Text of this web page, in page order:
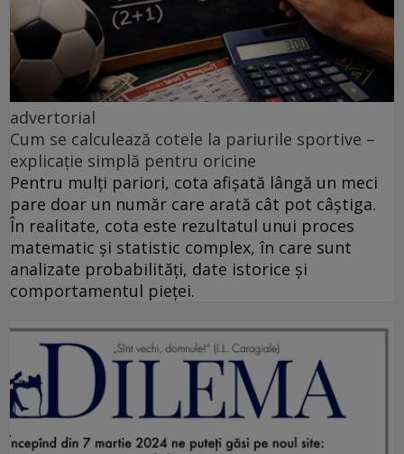
advertorial
Cum se calculează cotele la pariurile sportive –
explicație simplă pentru oricine
Pentru mulți pariori, cota afișată lângă un meci
pare doar un număr care arată cât pot câștiga.
În realitate, cota este rezultatul unui proces
matematic și statistic complex, în care sunt
analizate probabilități, date istorice și
comportamentul pieței.